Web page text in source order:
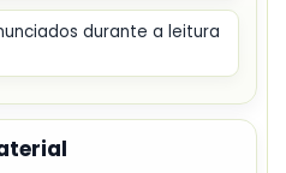
durante a leitura